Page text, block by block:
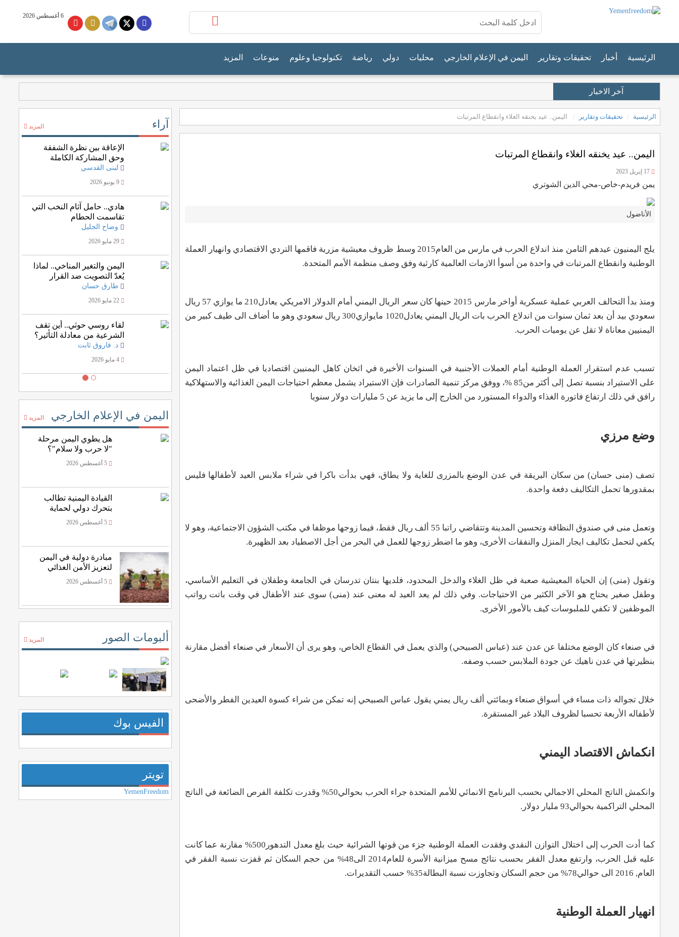
6 أغسطس 2026
الرئيسية أخبار تحقيقات وتقارير اليمن في الإعلام الخارجي محليات دولي رياضة تكنولوجيا وعلوم منوعات المزيد
آخر الاخبار
الرئيسية تحقيقات وتقارير اليمن.. عيد يخنقه الغلاء وانقطاع المرتبات
اليمن.. عيد يخنقه الغلاء وانقطاع المرتبات
يمن فريدم-خاص-محي الدين الشوتري
الأناضول
يلج اليمنيون عيدهم الثامن منذ اندلاع الحرب في مارس من العام2015 وسط ظروف معيشية مزرية فاقمها التردي الاقتصادي وانهيار العملة
الوطنية وانقطاع المرتبات في واحدة من أسوأ الازمات العالمية كارثية وفق وصف منظمة الأمم المتحدة.
ومنذ بدأ التحالف العربي عملية عسكرية أواخر مارس 2015 حينها كان سعر الريال اليمني أمام الدولار الامريكي يعادل210 ما يوازي 57 ريال
سعودي بيد أن بعد ثمان سنوات من اندلاع الحرب بات الريال اليمني يعادل1020 مايوازي300 ريال سعودي وهو ما أضاف الى طيف كبير من
اليمنيين معاناة لا تقل عن يوميات الحرب.
تسبب عدم استقرار العملة الوطنية أمام العملات الأجنبية في السنوات الأخيرة في اثخان كاهل اليمنيين اقتصاديا في ظل اعتماد اليمن
على الاستيراد بنسبة تصل إلى أكثر من85
%، ووفق مركز تنمية الصادرات فإن الاستيراد يشمل معظم احتياجات اليمن الغذائية والاستهلاكية
رافق في ذلك ارتفاع فاتورة الغذاء والدواء المستورد من الخارج إلى ما يزيد عن 5 مليارات دولار سنويا
وضع مرزي
تصف (منى حسان) من سكان البريقة في عدن الوضع بالمزرى للغاية ولا يطاق، فهي بدأت باكرا في شراء ملابس العيد لأطفالها فليس
بمقدورها تحمل التكاليف دفعة واحدة.
وتعمل منى في صندوق النظافة وتحسين المدينة وتتقاضي راتبا 55 ألف ريال فقط، فيما زوجها موظفا في مكتب الشؤون الاجتماعية، وهو لا
يكفي لتحمل تكاليف ايجار المنزل والنفقات الأخرى، وهو ما اضطر زوجها للعمل في البحر من أجل الاصطياد بعد الظهيرة.
وتقول (منى) إن الحياة المعيشية صعبة في ظل الغلاء والدخل المحدود، فلديها بنتان تدرسان في الجامعة وطفلان في التعليم الأساسي،
وطفل صغير يحتاج هو الآخر الكثير من الاحتياجات. وفي ذلك لم يعد العيد له معنى عند (منى) سوى عند الأطفال في وقت باتت رواتب
الموظفين لا تكفي للملبوسات كيف بالأمور الأخرى.
في صنعاء كان الوضع مختلفا عن عدن عند (عباس الصبيحي) والذي يعمل في القطاع الخاص، وهو يرى أن الأسعار في صنعاء أفضل مقارنة
بنظيرتها في عدن ناهيك عن جودة الملابس حسب وصفه.
خلال تجواله ذات مساء في أسواق صنعاء وبمائتي ألف ريال يمني يقول عباس الصبيحي إنه تمكن من شراء كسوة العيدين الفطر والأضحى
لأطفاله الأربعة تحسبا لظروف البلاد غير المستقرة.
انكماش الاقتصاد اليمني
وانكمش الناتج المحلي الاجمالي بحسب البرنامج الانمائي للأمم المتحدة جراء الحرب بحوالي50% وقدرت تكلفة الفرص الضائعة في الناتج
المحلي التراكمية بحوالي93 مليار دولار.
كما أدت الحرب إلى اختلال التوازن النقدي وفقدت العملة الوطنية جزء من قوتها الشرائية حيث بلغ معدل التدهور500% مقارنة عما كانت
عليه قبل الحرب، وارتفع معدل الفقر بحسب نتائج مسح ميزانية الأسرة للعام2014 الى48% من حجم السكان ثم قفزت نسبة الفقر في
العام, 2016 الى حوالي78% من حجم السكان وتجاوزت نسبة البطالة35% حسب التقديرات
.
انهيار العملة الوطنية
آراء المزيد
الإعاقة بين نظرة الشفقة
وحق المشاركة الكاملة
لبنى القدسي
9 يونيو 2026
هادي.. حامل آثام النخب التي
تقاسمت الحطام
وضاح الجليل
29 مايو 2026
اليمن والتغير المناخي.. لماذا
يُعدّ التصويت ضد القرار
الأممي خسارة للمصلحة
اليمنية؟
طارق حسان
22 مايو 2026
لقاء روسي حوثي.. أين تقف
الشرعية من معادلة التأثير؟
د. فاروق ثابت
4 مايو 2026
اليمن في الإعلام الخارجي المزيد
هل يطوي اليمن مرحلة
"لا حرب ولا سلام"؟
5 أغسطس 2026
القيادة اليمنية تطالب
بتحرك دولي لحماية
الملاحة5 أغسطس 2026
مبادرة دولية في اليمن
لتعزيز الأمن الغذائي
5 أغسطس 2026
ألبومات الصور المزيد
الفيس بوك
تويتر
YemenFreedom